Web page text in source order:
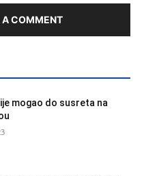
A COMMENT
mogao do susreta na